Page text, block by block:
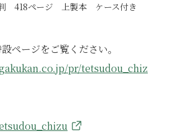
418ページ 上製本 ケース付き
ページをご覧ください。
pr/tetsudou_chiz